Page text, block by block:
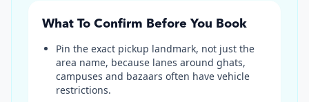
What To Confirm Before You Book
Pin the exact pickup landmark, not just the
area name, because lanes around ghats,
campuses and bazaars often have vehicle
restrictions.